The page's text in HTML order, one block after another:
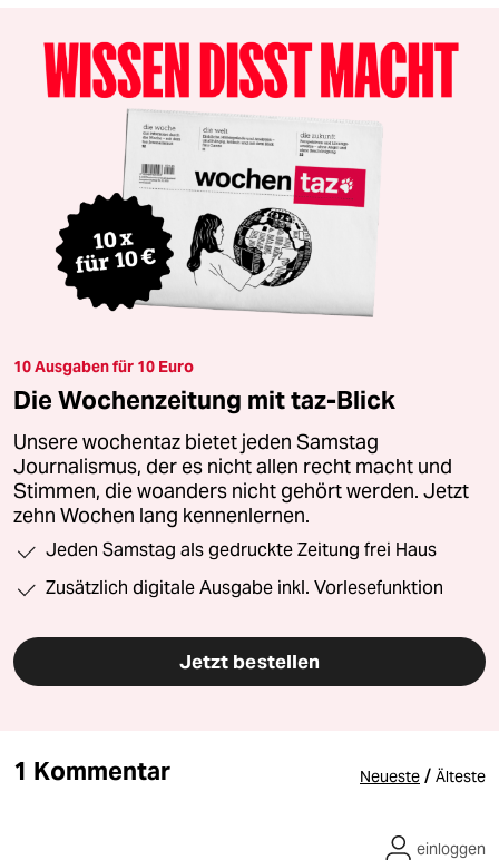
10 Ausgaben für 10 Euro
Die Wochenzeitung mit taz-Blick
Unsere wochentaz bietet jeden Samstag
Journalismus, der es nicht allen recht macht und
Stimmen, die woanders nicht gehört werden. Jetzt
zehn Wochen lang kennenlernen.
Jeden Samstag als gedruckte Zeitung frei Haus
Zusätzlich digitale Ausgabe inkl. Vorlesefunktion
Jetzt bestellen
1 Kommentar Neueste / Älteste
einloggen